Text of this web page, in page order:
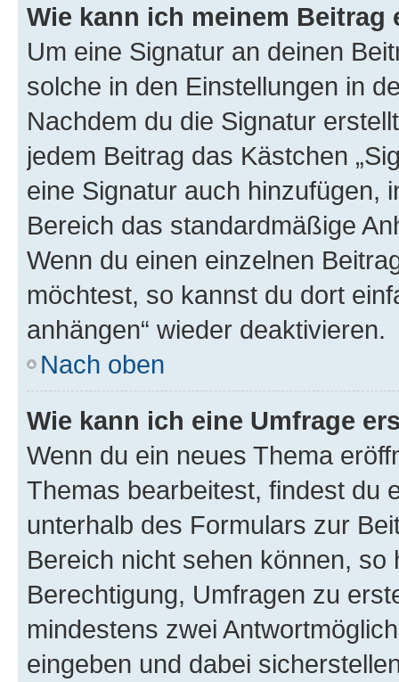
Wie kann ich meinem
Um eine Signatur an deinen
solche in den Einstellungen in
Nachdem du die Signatur
jedem Beitrag das Kästchen
eine Signatur auch hinzufügen,
Bereich das standardmäßige
Wenn du einen einzelnen
möchtest, so kannst du dort
anhängen“ wieder deaktivieren.
Nach oben
Wie kann ich eine Umfrage
Wenn du ein neues Thema
Themas bearbeitest, findest du
unterhalb des Formulars zur
Bereich nicht sehen können,
Berechtigung, Umfragen zu
mindestens zwei
eingeben und dabei